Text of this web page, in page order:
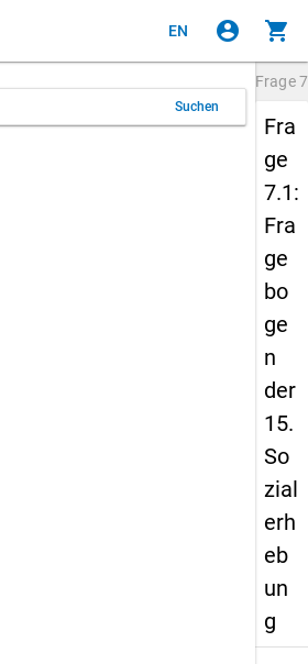
EN account_circle shopping_cart
Suchen
Frage
Fra
ge
7.1:
Fra
ge
bo
ge
n
der
15.
So
zial
erh
eb
un
g